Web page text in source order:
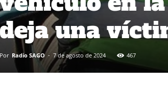
deja una
Por Radio SAGO - 7 de agosto de 2024 467